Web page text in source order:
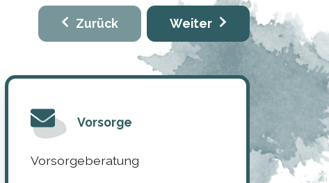
Zurück Weiter
Vorsorge
Vorsorgeberatung